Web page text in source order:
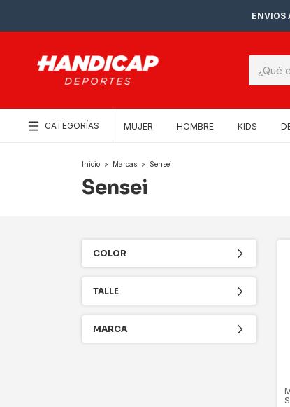
ENVIOS
CATEGORÍAS MUJER HOMBRE KIDS
Inicio > Marcas > Sensei
Sensei
COLOR
TALLE
MARCA